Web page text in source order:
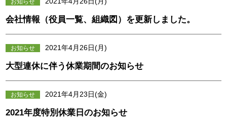
お知らせ
会社情報（役員一覧、組織図）を更新しました。
お知らせ 2021年4月26日(月)
大型連休に伴う休業期間のお知らせ
お知らせ 2021年4月23日(金)
2021年度特別休業日のお知らせ